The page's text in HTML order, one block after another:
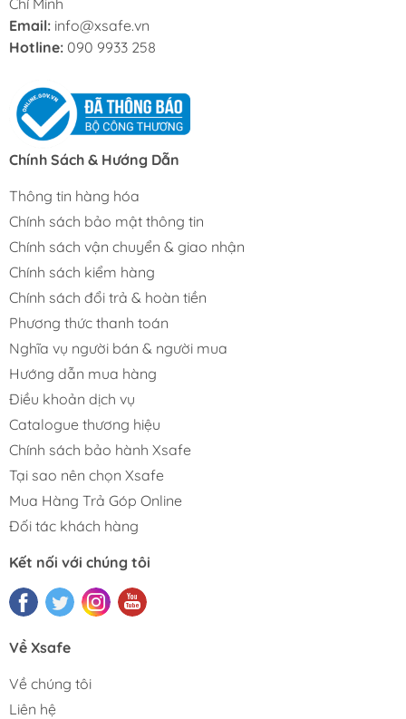
Email: info@xsafe.vn
Hotline: 090 9933 258
Chính Sách & Hướng Dẫn
Thông tin hàng hóa
Chính sách bảo mật thông tin
Chính sách vận chuyển & giao nhận
Chính sách kiểm hàng
Chính sách đổi trả & hoàn tiền
Phương thức thanh toán
Nghĩa vụ người bán & người mua
Hướng dẫn mua hàng
Điều khoản dịch vụ
Catalogue thương hiệu
Chính sách bảo hành Xsafe
Tại sao nên chọn Xsafe
Mua Hàng Trả Góp Online
Đối tác khách hàng
Kết nối với chúng tôi
Về Xsafe
Về chúng tôi
Liên hệ